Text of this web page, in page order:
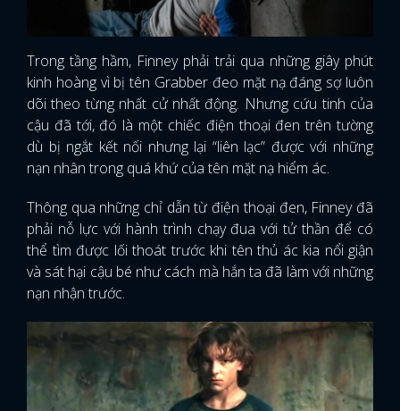
Trong tầng hầm, Finney phải trải qua những giây phút
kinh hoàng vì bị tên Grabber đeo mặt nạ đáng sợ luôn
dõi theo từng nhất cử nhất động. Nhưng cứu tinh của
cậu đã tới, đó là một chiếc điện thoại đen trên tường
dù bị ngắt kết nối nhưng lại “liên lạc” được với những
nạn nhân trong quá khứ của tên mặt nạ hiểm ác.
Thông qua những chỉ dẫn từ điện thoại đen, Finney đã
phải nỗ lực với hành trình chạy đua với tử thần để có
thể tìm được lối thoát trước khi tên thủ ác kia nổi giận
và sát hại cậu bé như cách mà hắn ta đã làm với những
nạn nhận trước.